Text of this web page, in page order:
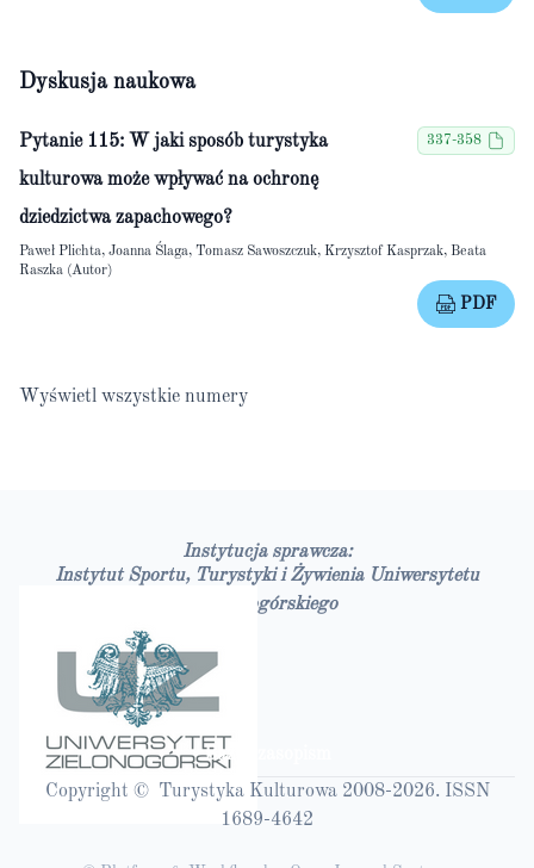
Dyskusja naukowa
Pytanie 115: W jaki sposób turystyka
kulturowa może wpływać na ochronę
dziedzictwa zapachowego?
337-358
Paweł Plichta, Joanna Ślaga, Tomasz Sawoszczuk, Krzysztof Kasprzak, Beata
Raszka (Autor)
PDF
Wyświetl wszystkie numery
Instytucja sprawcza:
Instytut Sportu, Turystyki i Żywienia Uniwersytetu
Zielonogórskiego
Bazy czasopism
Copyright © Turystyka Kulturowa 2008-2026. ISSN
1689-4642